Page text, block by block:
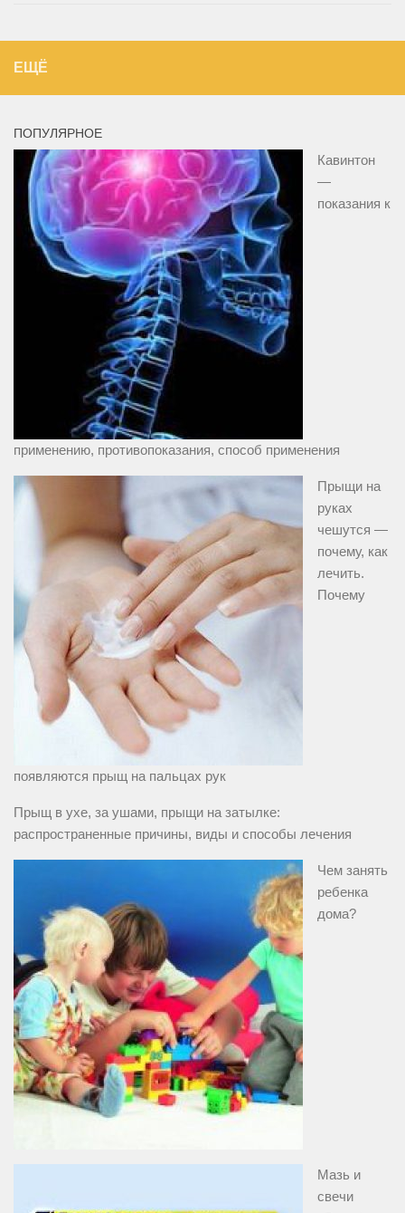
ЕЩЁ
ПОПУЛЯРНОЕ
Кавинтон
—
показания к
применению, противопоказания, способ применения
Прыщи на
руках
чешутся —
почему, как
лечить.
Почему
появляются прыщ на пальцах рук
Прыщ в ухе, за ушами, прыщи на затылке:
распространенные причины, виды и способы лечения
Чем занять
ребенка
дома?
Мазь и
свечи